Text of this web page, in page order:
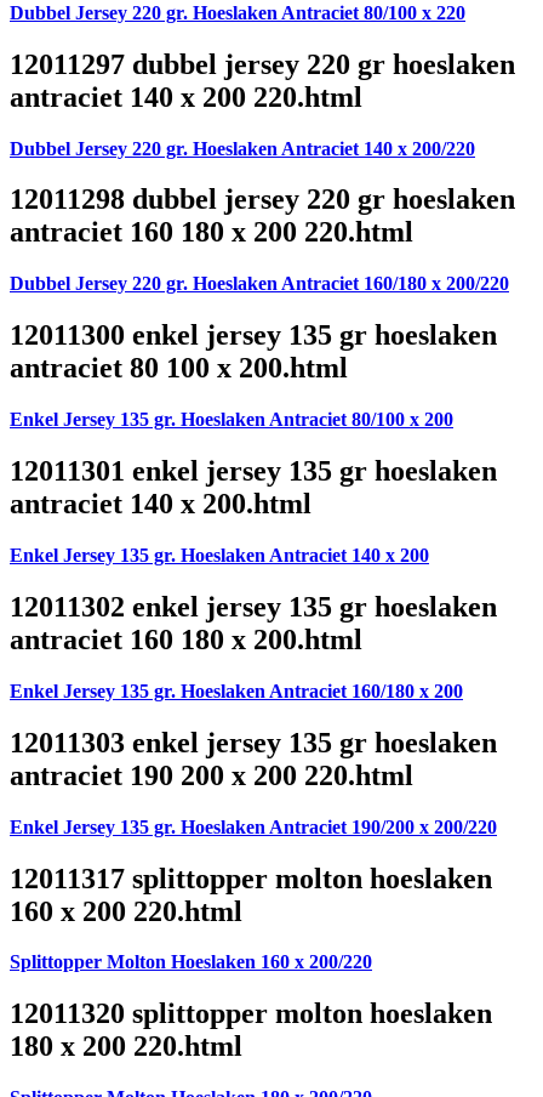
Dubbel Jersey 220 gr. Hoeslaken Antraciet 80/100 x 220
12011297 dubbel jersey 220 gr hoeslaken
antraciet 140 x 200 220.html
Dubbel Jersey 220 gr. Hoeslaken Antraciet 140 x 200/220
12011298 dubbel jersey 220 gr hoeslaken
antraciet 160 180 x 200 220.html
Dubbel Jersey 220 gr. Hoeslaken Antraciet 160/180 x 200/220
12011300 enkel jersey 135 gr hoeslaken
antraciet 80 100 x 200.html
Enkel Jersey 135 gr. Hoeslaken Antraciet 80/100 x 200
12011301 enkel jersey 135 gr hoeslaken
antraciet 140 x 200.html
Enkel Jersey 135 gr. Hoeslaken Antraciet 140 x 200
12011302 enkel jersey 135 gr hoeslaken
antraciet 160 180 x 200.html
Enkel Jersey 135 gr. Hoeslaken Antraciet 160/180 x 200
12011303 enkel jersey 135 gr hoeslaken
antraciet 190 200 x 200 220.html
Enkel Jersey 135 gr. Hoeslaken Antraciet 190/200 x 200/220
12011317 splittopper molton hoeslaken
160 x 200 220.html
Splittopper Molton Hoeslaken 160 x 200/220
12011320 splittopper molton hoeslaken
180 x 200 220.html